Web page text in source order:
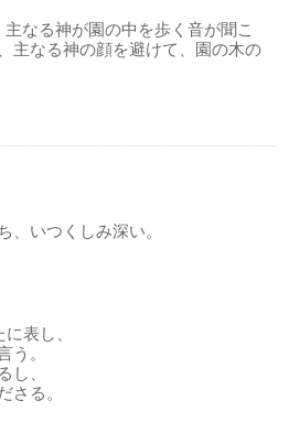
なる神が園の中を歩く音が聞こ
主なる神の顔を避けて、園の木の
、いつくしみ深い。
表し、
。
、
る。